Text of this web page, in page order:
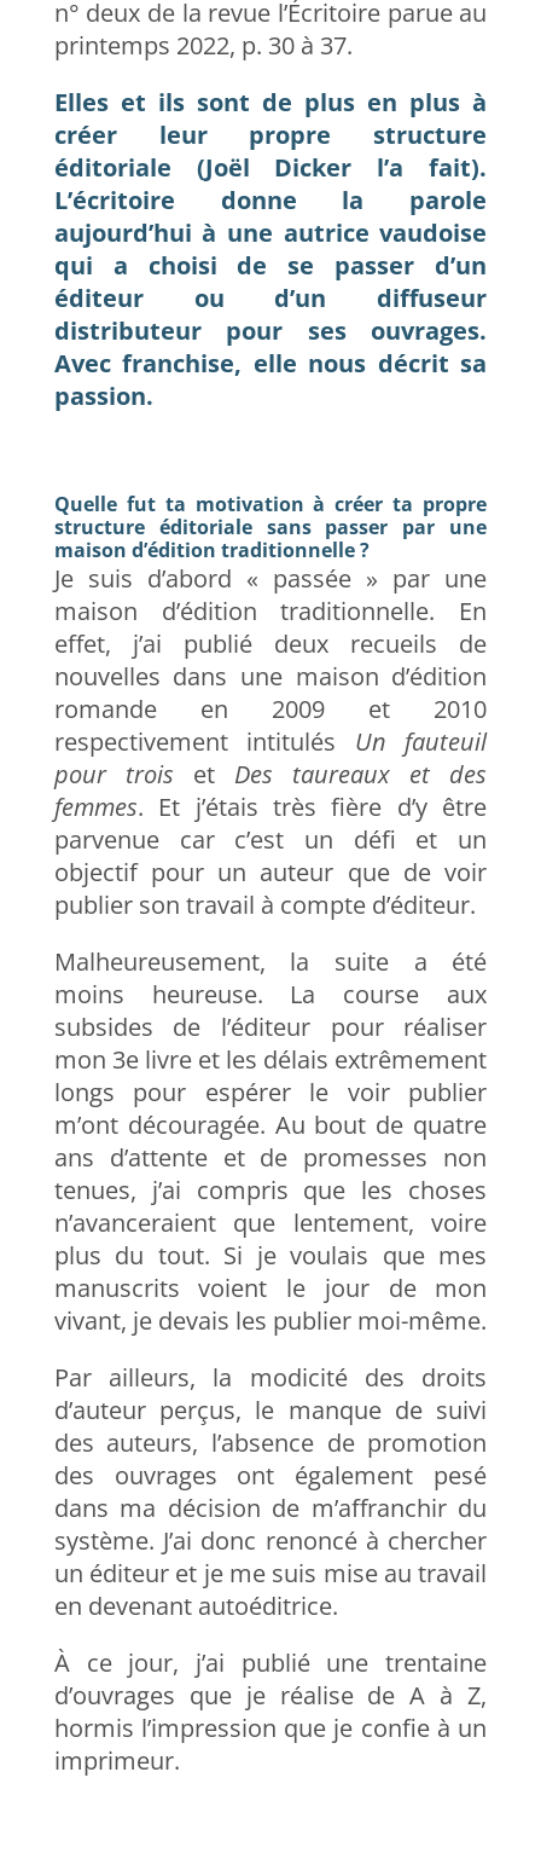
n° deux de la revue l’Écritoire parue au
printemps 2022, p. 30 à 37.
Elles et ils sont de plus en plus à
créer leur propre structure
éditoriale (Joël Dicker l’a fait).
L’écritoire donne la parole
aujourd’hui à une autrice vaudoise
qui a choisi de se passer d’un
éditeur ou d’un diffuseur
distributeur pour ses ouvrages.
Avec franchise, elle nous décrit sa
passion.
Quelle fut ta motivation à créer ta propre
structure éditoriale sans passer par une
maison d’édition traditionnelle ?
Je suis d’abord « passée » par une
maison d’édition traditionnelle. En
effet, j’ai publié deux recueils de
nouvelles dans une maison d’édition
romande en 2009 et 2010
respectivement intitulés Un fauteuil
pour trois et Des taureaux et des
femmes. Et j’étais très fière d’y être
parvenue car c’est un défi et un
objectif pour un auteur que de voir
publier son travail à compte d’éditeur.
Malheureusement, la suite a été
moins heureuse. La course aux
subsides de l’éditeur pour réaliser
mon 3e livre et les délais extrêmement
longs pour espérer le voir publier
m’ont découragée. Au bout de quatre
ans d’attente et de promesses non
tenues, j’ai compris que les choses
n’avanceraient que lentement, voire
plus du tout. Si je voulais que mes
manuscrits voient le jour de mon
vivant, je devais les publier moi-même.
Par ailleurs, la modicité des droits
d’auteur perçus, le manque de suivi
des auteurs, l’absence de promotion
des ouvrages ont également pesé
dans ma décision de m’affranchir du
système. J’ai donc renoncé à chercher
un éditeur et je me suis mise au travail
en devenant autoéditrice.
À ce jour, j’ai publié une trentaine
d’ouvrages que je réalise de A à Z,
hormis l’impression que je confie à un
imprimeur.